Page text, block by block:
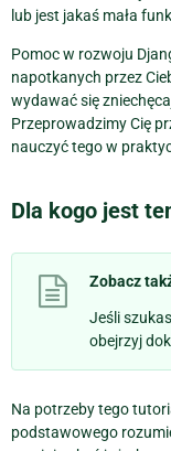
lub jest jakaś mała
Pomoc w rozwoju
napotkanych przez
wydawać się
Przeprowadzimy Cię
nauczyć tego w
Dla kogo jest
Zobacz
Jeśli
obejrzyj
Na potrzeby tego
podstawowego